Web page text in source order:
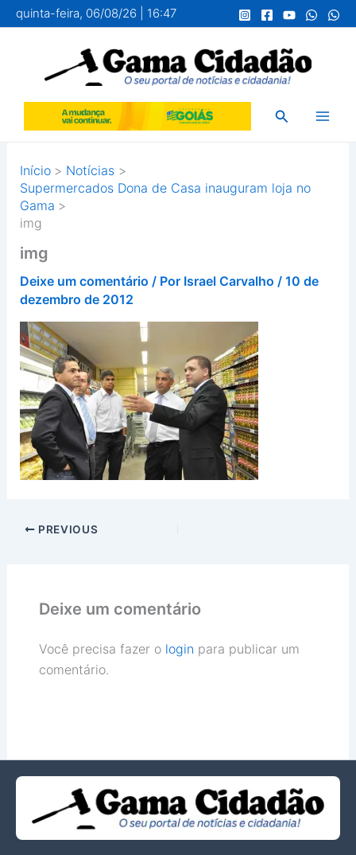
para
conteúdo
quinta-feira, 06/08/26 | 16:47
Pesquisar
Início
Notícias
Supermercados Dona de Casa inauguram loja no
Gama
img
img
Deixe um comentário / Por Israel Carvalho / 10 de
dezembro de 2012
PREVIOUS
Deixe um comentário
Você precisa fazer o login para publicar um
comentário.